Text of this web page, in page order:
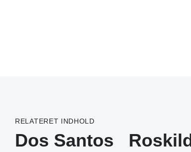
RELATERET INDHOLD
Dos Santos